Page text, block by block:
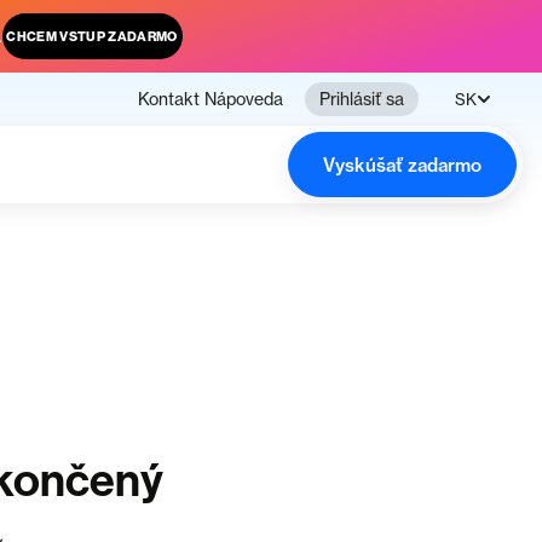
CHCEM VSTUP ZADARMO
Kontakt Nápoveda Prihlásiť sa SK
Vyskúšať zadarmo